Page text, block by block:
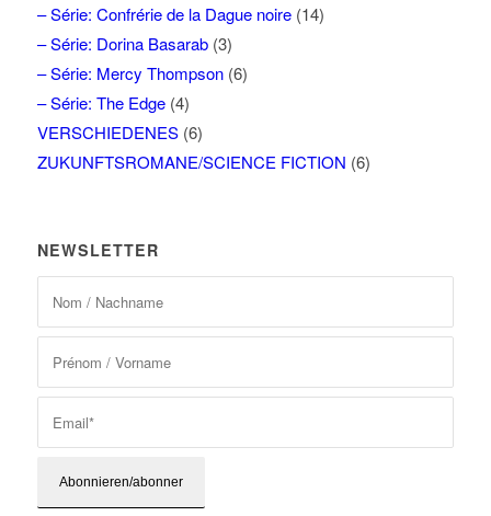
– Série: Confrérie de la Dague noire(14)
– Série: Dorina Basarab(3)
– Série: Mercy Thompson(6)
– Série: The Edge(4)
VERSCHIEDENES(6)
ZUKUNFTSROMANE/SCIENCE FICTION (6)
NEWSLETTER